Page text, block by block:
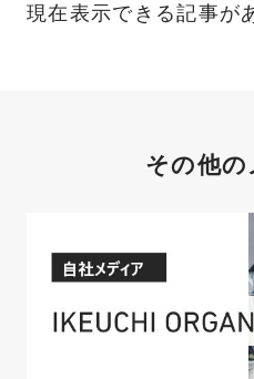
現在表示できる記事が
その他